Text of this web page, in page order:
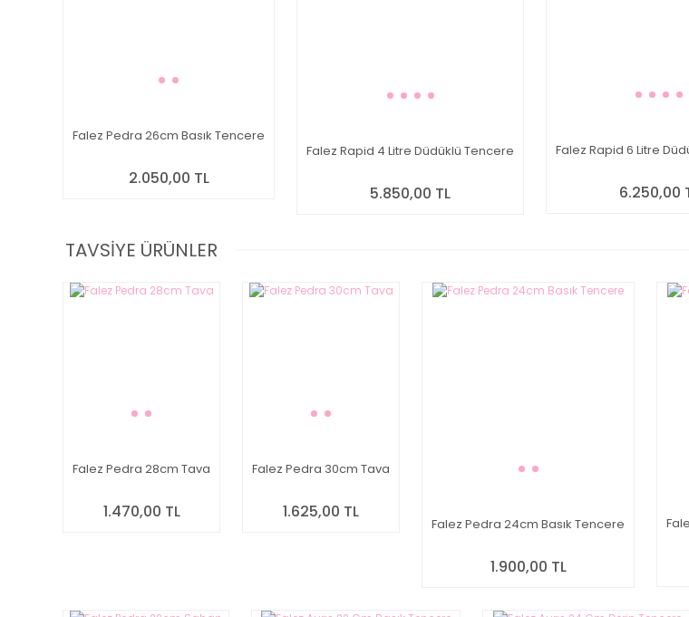
Falez Pedra 26cm Basık Tencere
2.050,00 TL
Falez Rapid 4 Litre Düdüklü Tencere
5.850,00 TL
Falez Rapid 6 Litre
6.250,00
TAVSİYE ÜRÜNLER
Falez Pedra 28cm Tava
1.470,00 TL
Falez Pedra 30cm Tava
1.625,00 TL
Falez Pedra 24cm Basık Tencere
1.900,00 TL